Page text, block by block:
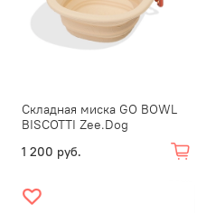
Складная миска GO BOWL
BISCOTTI Zee.Dog
1 200 руб.